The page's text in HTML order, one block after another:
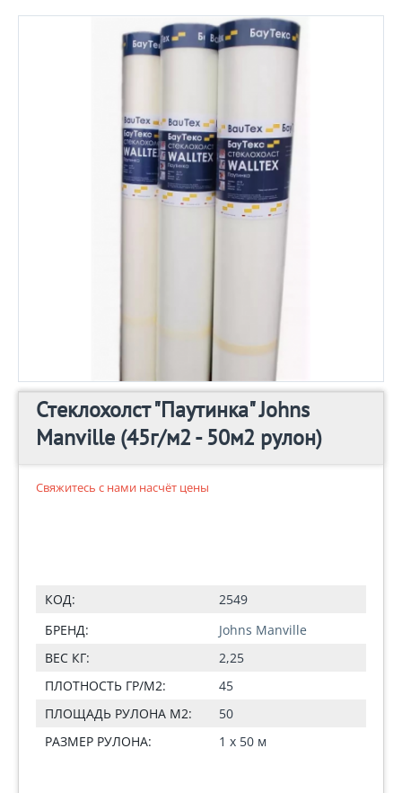
Стеклохолст "Паутинка" Johns
Manville (45г/м2 - 50м2 рулон)
Свяжитесь с нами насчёт цены
КОД:
2549
БРЕНД:
Johns Manville
ВЕС КГ:
2,25
ПЛОТНОСТЬ ГР/М2:
45
ПЛОЩАДЬ РУЛОНА М2:
50
РАЗМЕР РУЛОНА:
1 x 50 м